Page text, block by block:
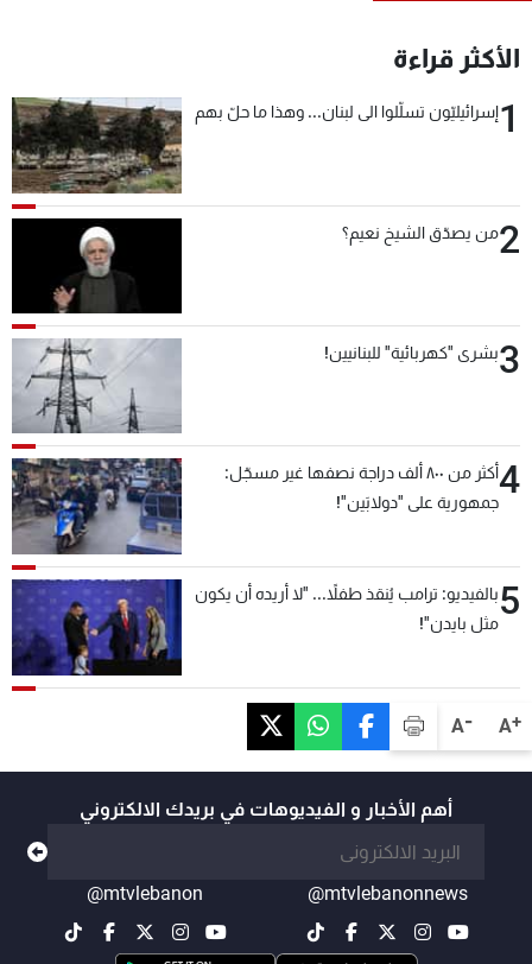
A+
A-
الأكثر قراءة
1إسرائيليّون تسلّلوا الى لبنان... وهذا ما حلّ بهم
2من يصدّق الشيخ نعيم؟
3بشرى "كهربائية" للبنانيين!
4
أكثر من ٨٠٠ ألف دراجة نصفها غير مسجّل:
جمهورية على "دولابَين"!
5بالفيديو: ترامب يُنقذ طفلاً... "لا أريده أن يكون
مثل بايدن"!
أهم الأخبار و الفيديوهات في بريدك الالكتروني
@mtvlebanonnews
@mtvlebanon
الإنـتـاج
سياسة الخصوصية